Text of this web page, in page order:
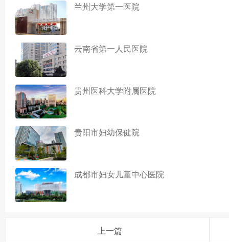
兰州大学第一医院
云南省第一人民医院
贵州医科大学附属医院
贵阳市妇幼保健院
成都市妇女儿童中心医院
上一篇